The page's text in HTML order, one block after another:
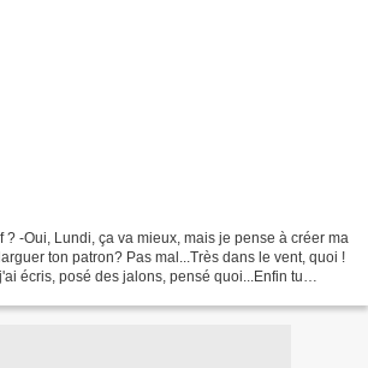
? -Oui, Lundi, ça va mieux, mais je pense à créer ma
ton patron? Pas mal...Très dans le vent, quoi !
écris, posé des jalons, pensé quoi...Enfin tu